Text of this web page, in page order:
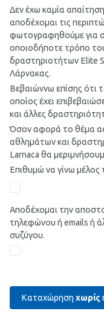
Δεν έχω καμία
αποδέχομαι τις
φωτογραφηθούμε για
οποιοδήποτε τρόπο
δραστηριοτήτων Elite
Λάρνακας.
Βεβαιώννω επίσης ότι
οποίος έχει
και άλλες
Όσον αφορά το θέμα
αθλημάτων και
Larnaca θα
Επιθυμώ να γίνω
Αποδέχομαι την
τηλεφώνου ή emails ή
συζύγου.
Καταχώρησηχωρίς